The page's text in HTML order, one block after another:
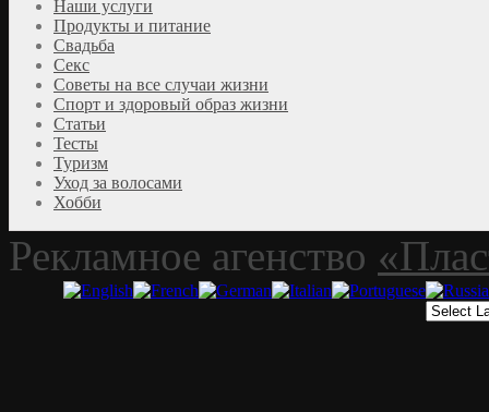
Наши услуги
Продукты и питание
Свадьба
Секс
Советы на все случаи жизни
Спорт и здоровый образ жизни
Статьи
Тесты
Туризм
Уход за волосами
Хобби
Рекламное агенство